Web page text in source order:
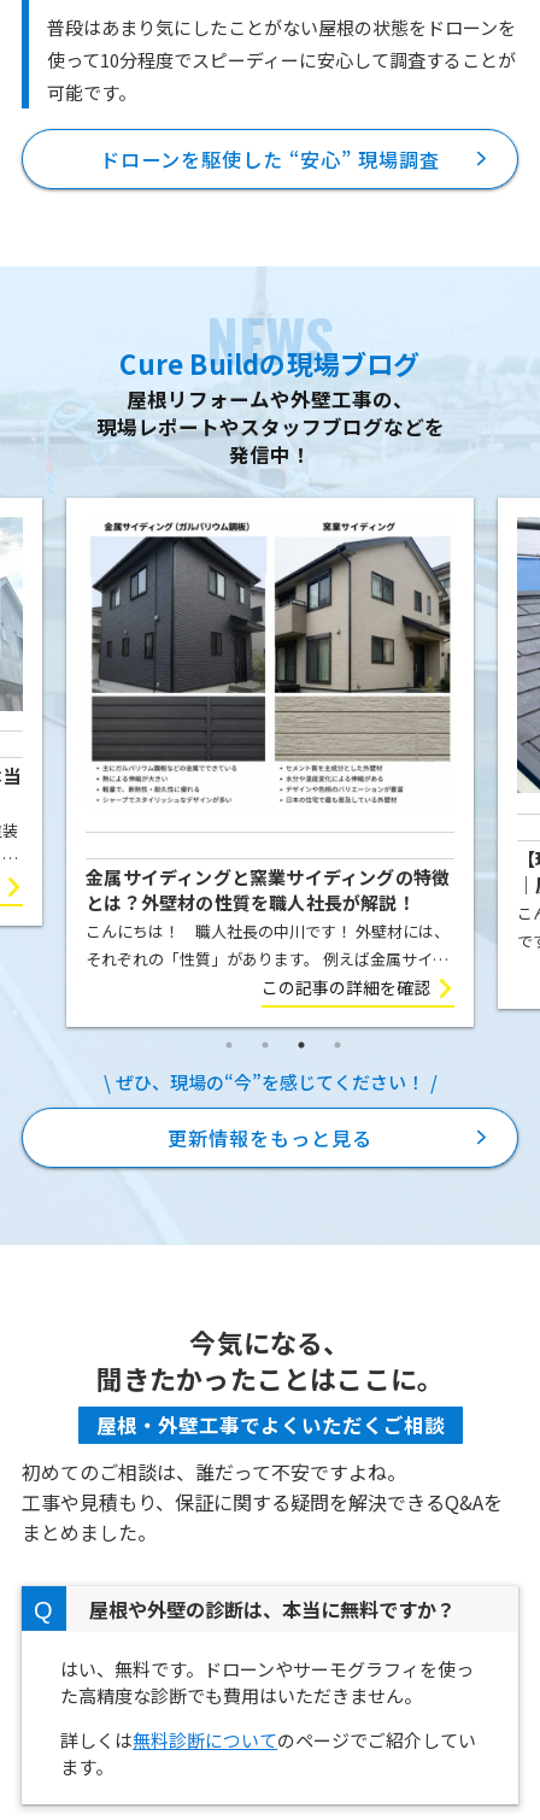
普段はあまり気にしたことがない屋根の状態をドローンを
使って10分程度でスピーディーに安心して調査することが
可能です。
ドローンを駆使した “安心” 現場調査
NEWS
Cure Buildの現場ブログ
屋根リフォームや外壁工事の、
現場レポートやスタッフブログなどを
発信中！
金属サイディングと窯業サイディングの特徴
とは？外壁材の性質を職人社長が解説！
こんにちは！ 職人社長の中川です！ 外壁材には、
それぞれの「性質」があります。 例えば金属サイデ
ィング（ガルバリウム鋼板）は、気温の変化によっ
て膨張したり収縮したりします。夏の強い日差しを
受ければ少し伸び、冬に気温が下が […]
この記事の詳細を確認
こ
で
ぜひ、現場の“今”を感じてください！
更新情報をもっと見る
今気になる、
聞きたかったことはここに。
屋根・外壁工事でよくいただくご相談
初めてのご相談は、誰だって不安ですよね。
工事や見積もり、保証に関する疑問を解決できるQ&Aを
まとめました。
屋根や外壁の診断は、本当に無料ですか？
はい、無料です。ドローンやサーモグラフィを使っ
た高精度な診断でも費用はいただきません。
詳しくは無料診断についてのページでご紹介してい
ます。